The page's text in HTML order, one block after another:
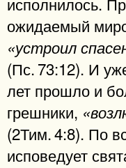
ожидаемый
«устроил
(Пс. 73:12). И
лет прошло и
грешники,
(2Тим. 4:8). По
исповедует